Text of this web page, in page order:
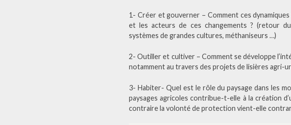
1- Créer et gouverner – Comment ces
et les acteurs de ces changements ? (retour
systèmes de grandes cultures, méthaniseurs …)
2- Outiller et cultiver – Comment se développe
notamment au travers des projets de lisières agri-
3- Habiter- Quel est le rôle du paysage dans les
paysages agricoles contribue-t-elle à la création
contraire la volonté de protection vient-elle